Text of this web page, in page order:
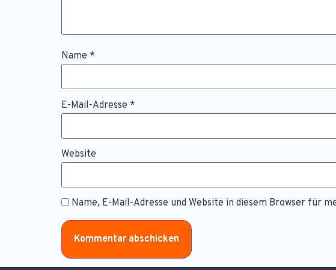
Name *
E-Mail-Adresse *
Website
Name, E-Mail-Adresse und Website in diesem Browser für